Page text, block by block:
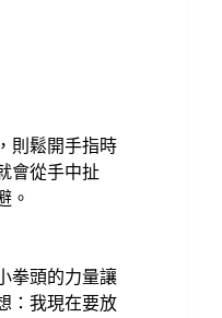
則鬆開手指時
會從手中扯
。
拳頭的力量讓
：我現在要放